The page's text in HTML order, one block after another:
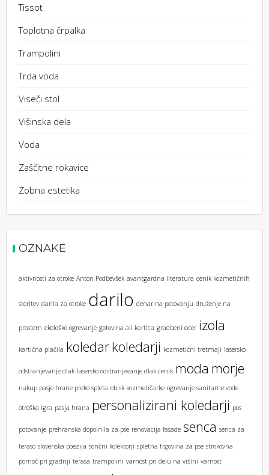
Tissot
Toplotna črpalka
Trampolini
Trda voda
Viseči stol
Višinska dela
Voda
Zaščitne rokavice
Zobna estetika
OZNAKE
aktivnosti za otroke Anton Podbevšek avantgardna literatura cenik kozmetičnih
storitev darila za otroke darilo denar na potovanju druženje na
prostem ekološko ogrevanje gotovina ali kartica gradbeni oder izola
kartična plačila koledarkoledarji kozmetični tretmaji lasersko
odstranjevanje dlak lasersko odstranjevanje dlak cenik moda morje
nakup pasje hrane preko spleta obisk kozmetičarke ogrevanje sanitarne vode
otroška igra pasja hrana personalizirani koledarji pos
potovanje prehranska dopolnila za pse renovacija fasade senca senca za
teraso slovenska poezija sončni kolektorji spletna trgovina za pse strokovna
pomoč pri gradnji terasa trampolini varnost pri delu na višini varnost